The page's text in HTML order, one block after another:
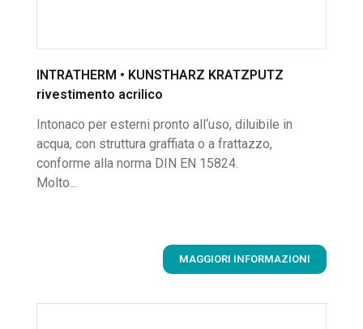
INTRATHERM • KUNSTHARZ KRATZPUTZ
rivestimento acrilico
Intonaco per esterni pronto all‘uso, diluibile in
acqua, con struttura graffiata o a frattazzo,
conforme alla norma DIN EN 15824.
Molto...
MAGGIORI INFORMAZIONI